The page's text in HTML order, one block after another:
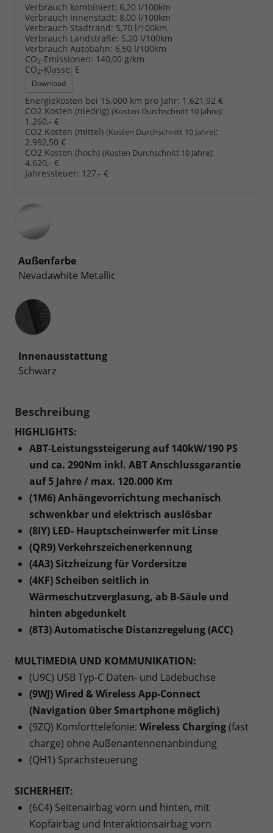
Verbrauch kombiniert: 6,20 l/100km
Verbrauch Innenstadt: 8,00 l/100km
Verbrauch Stadtrand: 5,70 l/100km
Verbrauch Landstraße: 5,20 l/100km
Verbrauch Autobahn: 6,50 l/100km
CO2-Emissionen: 140,00 g/km
CO2-Klasse: E
Download
Energiekosten bei 15.000 km pro Jahr: 1.621,92 €
CO2 Kosten (niedrig) (Kosten Durchschnitt 10 Jahre):
1.260,- €
CO2 Kosten (mittel) (Kosten Durchschnitt 10 Jahre):
2.992,50 €
CO2 Kosten (hoch) (Kosten Durchschnitt 10 Jahre):
4.620,- €
Jahressteuer: 127,- €
Außenfarbe
Nevadawhite Metallic
Innenausstattung
Innenausstattung
Schwarz
Beschreibung
HIGHLIGHTS:
ABT-Leistungssteigerung auf 140kW/190 PS
und ca. 290Nm inkl. ABT Anschlussgarantie
auf 5 Jahre / max. 120.000 Km
(1M6) Anhängevorrichtung mechanisch
schwenkbar und elektrisch auslösbar
(8IY) LED- Hauptscheinwerfer mit Linse
(QR9) Verkehrszeichenerkennung
(4A3) Sitzheizung für Vordersitze
(4KF) Scheiben seitlich in
Wärmeschutzverglasung, ab B-Säule und
hinten abgedunkelt
(8T3) Automatische Distanzregelung (ACC)
MULTIMEDIA UND KOMMUNIKATION:
(U9C) USB Typ-C Daten- und Ladebuchse
(9WJ) Wired & Wireless App-Connect
(Navigation über Smartphone möglich)
(9ZQ) Komforttelefonie: Wireless Charging(fast
charge) ohne Außenantennenanbindung
(QH1) Sprachsteuerung
SICHERHEIT:
(6C4) Seitenairbag vorn und hinten, mit
Kopfairbag und Interaktionsairbag vorn